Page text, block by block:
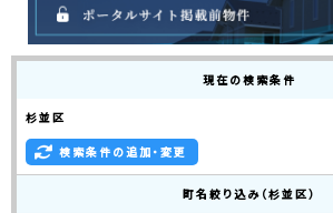
現在の検索条件
杉並区
検索条件の追加・変更
町名絞り込み（杉並区）